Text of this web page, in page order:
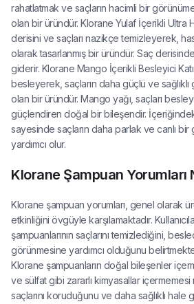
rahatlatmak ve saçların hacimli bir
olan bir üründür. Klorane Yulaf İçerikli Ultra
derisini ve saçları nazikçe temizleyerek,
olarak tasarlanmış bir üründür. Saç
giderir. Klorane Mango İçerikli Besleyici
besleyerek, saçların daha güçlü ve sağlıklı
olan bir üründür. Mango yağı, saçları
güçlendiren doğal bir bileşendir.
sayesinde saçların daha parlak ve canlı bir
yardımcı olur.
Klorane Şampuan Yorumları
Klorane şampuan yorumları, genel olarak
etkinliğini övgüyle karşılamaktadır.
şampuanlarının saçlarını temizlediğini,
görünmesine yardımcı olduğunu
Klorane şampuanların doğal bileşenler
ve sülfat gibi zararlı kimyasallar
saçlarını koruduğunu ve daha sağlıklı hale